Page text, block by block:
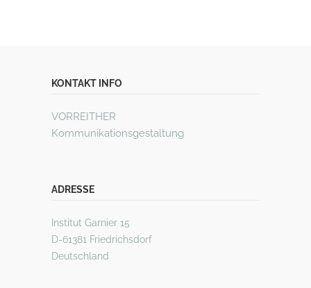
KONTAKT INFO
VORREITHER
Kommunikationsgestaltung
ADRESSE
Institut Garnier 15
D-61381 Friedrichsdorf
Deutschland